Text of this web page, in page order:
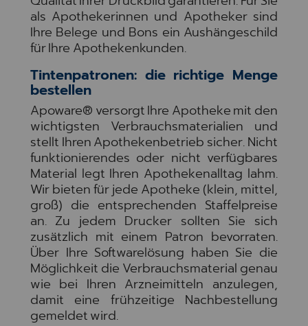
als Apothekerinnen und Apotheker sind
Ihre Belege und Bons ein Aushängeschild
für Ihre Apothekenkunden.
Tintenpatronen: die richtige Menge
bestellen
Apoware® versorgt Ihre Apotheke mit den
wichtigsten Verbrauchsmaterialien und
stellt Ihren Apothekenbetrieb sicher. Nicht
funktionierendes oder nicht verfügbares
Material legt Ihren Apothekenalltag lahm.
Wir bieten für jede Apotheke (klein, mittel,
groß) die entsprechenden Staffelpreise
an. Zu jedem Drucker sollten Sie sich
zusätzlich mit einem Patron bevorraten.
Über Ihre Softwarelösung haben Sie die
Möglichkeit die Verbrauchsmaterial genau
wie bei Ihren Arzneimitteln anzulegen,
damit eine frühzeitige Nachbestellung
gemeldet wird.